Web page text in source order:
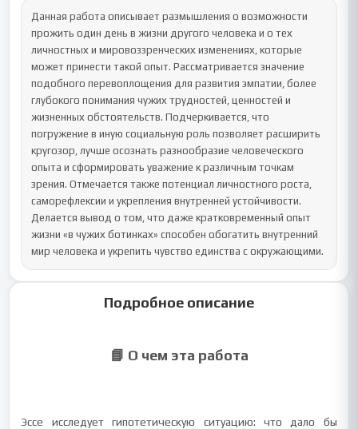
Данная работа описывает размышления о возможности
прожить один день в жизни другого человека и о тех
личностных и мировоззренческих изменениях, которые
может принести такой опыт. Рассматривается значение
подобного перевоплощения для развития эмпатии, более
глубокого понимания чужих трудностей, ценностей и
жизненных обстоятельств. Подчеркивается, что
погружение в иную социальную роль позволяет расширить
кругозор, лучше осознать разнообразие человеческого
опыта и сформировать уважение к различным точкам
зрения. Отмечается также потенциал личностного роста,
саморефлексии и укрепления внутренней устойчивости.
Делается вывод о том, что даже кратковременный опыт
жизни «в чужих ботинках» способен обогатить внутренний
мир человека и укрепить чувство единства с окружающими.
Подробное описание
📘 О чем эта работа
Эссе исследует гипотетическую ситуацию: что дало бы